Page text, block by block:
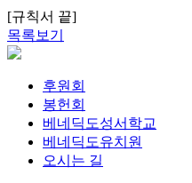
[규칙서 끝]
목록보기
후원회
봉헌회
베네딕도성서학교
베네딕도유치원
오시는 길